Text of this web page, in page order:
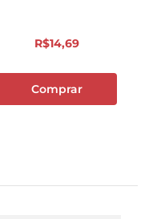
R$14,69
Comprar